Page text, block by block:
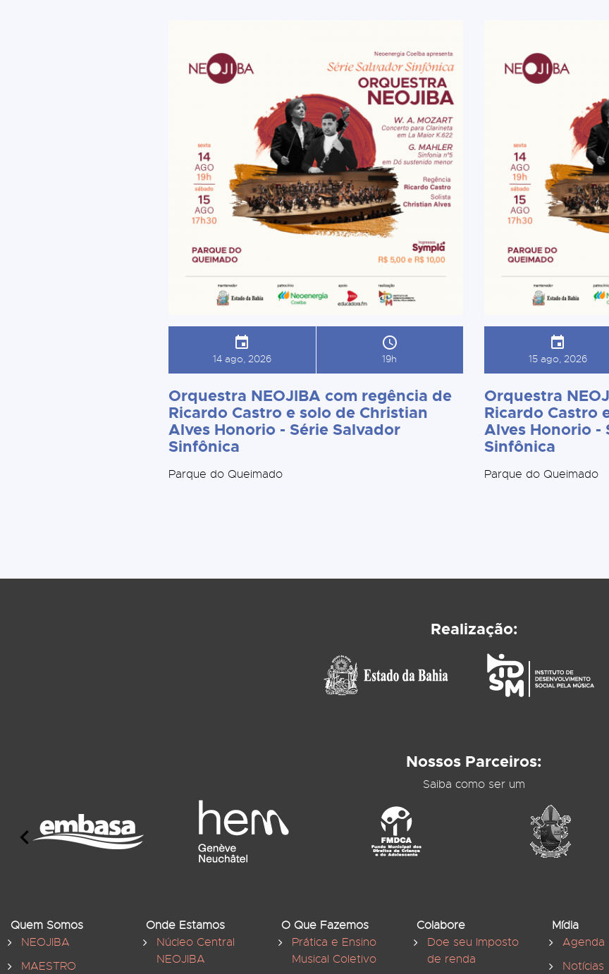
14 ago, 2026 19h
Orquestra NEOJIBA com regência de
Ricardo Castro e solo de Christian
Alves Honorio - Série Salvador
Sinfônica
Parque do Queimado
15 ago, 2026
Orquestra
Ricardo Castro
Alves Honorio -
Sinfônica
Parque do Queimado
Realização:
Nossos Parceiros:
Saiba como ser um
Quem Somos
NEOJIBA
MAESTRO
Onde Estamos
Núcleo Central
NEOJIBA
O Que Fazemos
Prática e Ensino
Musical Coletivo
Colabore
Doe seu Imposto
de renda
Mídia
Agenda
Notícias